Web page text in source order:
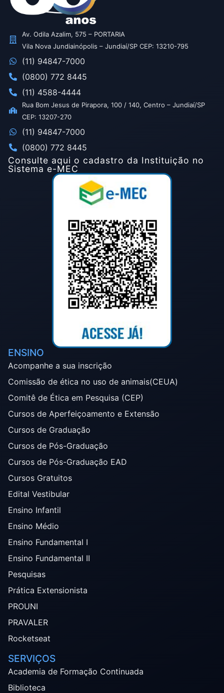
Av. Odila Azalim, 575 – PORTARIA
Vila Nova Jundiainópolis – Jundiaí/SP CEP: 13210-795
(11) 94847-7000
(0800) 772 8445
(11) 4588-4444
Rua Bom Jesus de Pirapora, 100 / 140, Centro – Jundiaí/SP
CEP: 13207-270
(11) 94847-7000
(0800) 772 8445
Consulte aqui o cadastro da Instituição no
Sistema e-MEC
ENSINO
Acompanhe a sua inscrição
Comissão de ética no uso de animais(CEUA)
Comitê de Ética em Pesquisa (CEP)
Cursos de Aperfeiçoamento e Extensão
Cursos de Graduação
Cursos de Pós-Graduação
Cursos de Pós-Graduação EAD
Cursos Gratuitos
Edital Vestibular
Ensino Infantil
Ensino Médio
Ensino Fundamental I
Ensino Fundamental II
Pesquisas
Prática Extensionista
PROUNI
PRAVALER
Rocketseat
SERVIÇOS
Academia de Formação Continuada
Biblioteca